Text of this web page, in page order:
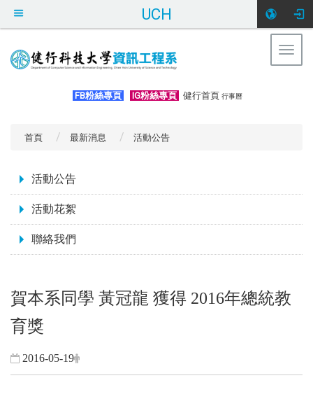
UCH
FB粉絲專頁 IG粉絲專頁 健行首頁 行事曆
首頁 最新消息 活動公告
活動公告
活動花絮
聯絡我們
賀本系同學 黃冠龍 獲得 2016年總統教
育獎
2016-05-19